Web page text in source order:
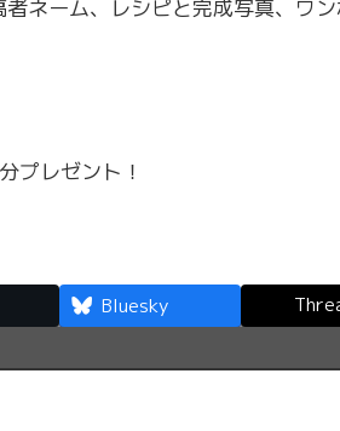
ネーム、レシピと完成写真、ワ
プレゼント！
Bluesky